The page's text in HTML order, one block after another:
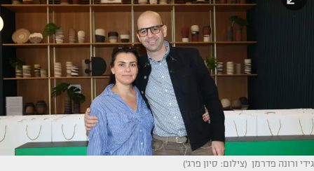
גידי ורונה פדרמן (צילום: סיון פרג')